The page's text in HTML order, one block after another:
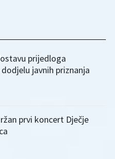
prijedloga
javnih priznanja
prvi koncert Dječje